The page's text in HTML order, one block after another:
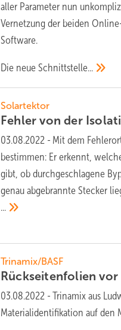
aller Parameter nun
Vernetzung der beiden
Software.
Die neueSchnittstelle...
Solartektor
Fehler von der
03.08.2022 - Mit dem
bestimmen: Er erkennt,
gibt, ob durchgeschlagene
genau abgebrannte Stecker
...
Trinamix/BASF
Rückseite nfolien
03.08.2022 - Trinamix aus
Materialidentifikation auf den